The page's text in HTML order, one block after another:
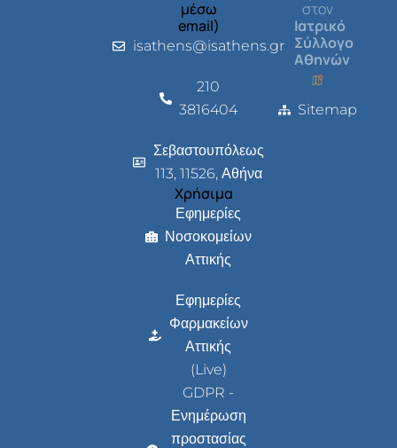
μέσω
email)
isathens@isathens.gr
210
3816404
Σεβαστουπόλεως
113, 11526, Αθήνα
Χρήσιμα
Εφημερίες
Νοσοκομείων
Αττικής
Εφημερίες
Φαρμακείων
Αττικής
(Live)
GDPR -
Ενημέρωση
προστασίας
στον
Ιατρικό
Σύλλογο
Αθηνών
Sitemap